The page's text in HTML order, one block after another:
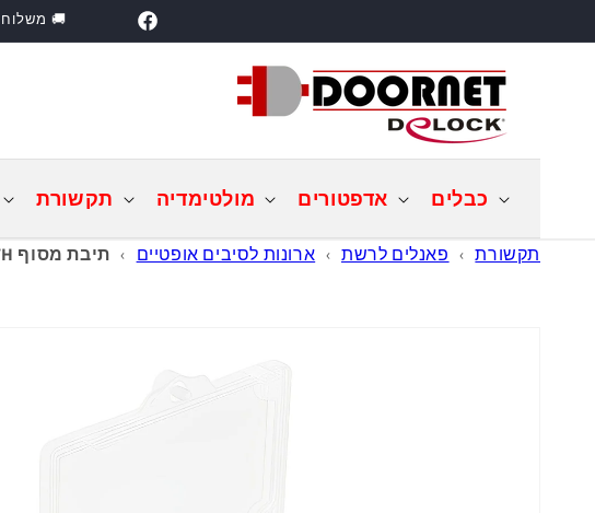
Facebook
🚚
כבלים אדפטורים מולטימדיה תקשורת
תקשורת › פאנלים לרשת › ארונות לסיבים אופטיים › תיבת מסוף FTTH לניהול סיבים אופטיים 6 ליבות אטומה נגד מים IP65